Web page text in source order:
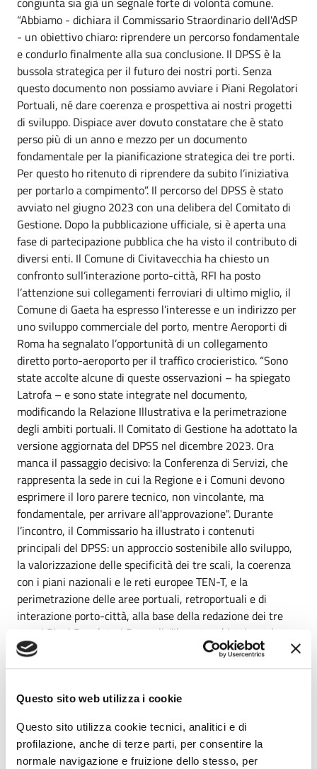
Questo sito web utilizza i cookie
Questo sito utilizza cookie tecnici, analitici e di
profilazione, anche di terze parti, per consentire la
normale navigazione e fruizione dello stesso, per
“Abbiamo - dichiara il Commissario Straordinario dell'AdSP
- un obiettivo chiaro: riprendere un percorso fondamentale
e condurlo finalmente alla sua conclusione. Il DPSS è la
bussola strategica per il futuro dei nostri porti. Senza
questo documento non possiamo avviare i Piani Regolatori
Portuali, né dare coerenza e prospettiva ai nostri progetti
di sviluppo. Dispiace aver dovuto constatare che è stato
perso più di un anno e mezzo per un documento
fondamentale per la pianificazione strategica dei tre porti.
Per questo ho ritenuto di riprendere da subito l’iniziativa
per portarlo a compimento”. Il percorso del DPSS è stato
avviato nel giugno 2023 con una delibera del Comitato di
Gestione. Dopo la pubblicazione ufficiale, si è aperta una
fase di partecipazione pubblica che ha visto il contributo di
diversi enti. Il Comune di Civitavecchia ha chiesto un
confronto sull’interazione porto-città, RFI ha posto
l’attenzione sui collegamenti ferroviari di ultimo miglio, il
Comune di Gaeta ha espresso l’interesse e un indirizzo per
uno sviluppo commerciale del porto, mentre Aeroporti di
Roma ha segnalato l’opportunità di un collegamento
diretto porto-aeroporto per il traffico crocieristico. “Sono
state accolte alcune di queste osservazioni – ha spiegato
Latrofa – e sono state integrate nel documento,
modificando la Relazione Illustrativa e la perimetrazione
degli ambiti portuali. Il Comitato di Gestione ha adottato la
versione aggiornata del DPSS nel dicembre 2023. Ora
manca il passaggio decisivo: la Conferenza di Servizi, che
rappresenta la sede in cui la Regione e i Comuni devono
esprimere il loro parere tecnico, non vincolante, ma
fondamentale, per arrivare all'approvazione". Durante
l’incontro, il Commissario ha illustrato i contenuti
principali del DPSS: un approccio sostenibile allo sviluppo,
la valorizzazione delle specificità dei tre scali, la coerenza
con i piani nazionali e le reti europee TEN-T, e la
perimetrazione delle aree portuali, retroportuali e di
interazione porto-città, alla base della redazione dei tre
nuovi Piani Regolatori Portuali. “Il nostro obiettivo – ha
aggiunto – è costruire porti moderni, efficienti, sostenibili
e integrati con il territorio. E per farlo serve una visione
operativo da avviare subito con la costituzione di un
giro di poche settimane all’avvio della Conferenza di
Servizi, per arrivare nei primi mesi del 2026